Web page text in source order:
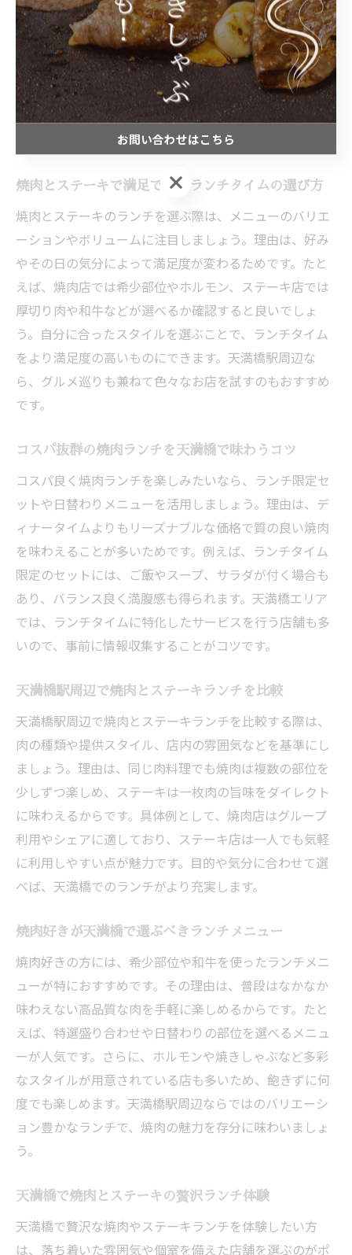
めです。例えば、カウンター席が充実している店や、短
時間で提供されるランチセットを用意している店を選ぶ
と、忙しい日でも焼肉をしっかり堪能できます。駅周辺
には焼肉専門店が多く、気軽に本格的な肉料理を味わえ
るので、天満橋でのランチタイムをより充実させられま
焼肉とステーキで満足できるランチタイムの選び方
焼肉とステーキのランチを選ぶ際は、メニューのバリエ
ーションやボリュームに注目しましょう。理由は、好み
やその日の気分によって満足度が変わるためです。たと
えば、焼肉店では希少部位やホルモン、ステーキ店では
厚切り肉や和牛などが選べるか確認すると良いでしょ
う。自分に合ったスタイルを選ぶことで、ランチタイム
をより満足度の高いものにできます。天満橋駅周辺な
ら、グルメ巡りも兼ねて色々なお店を試すのもおすすめ
です。
コスパ抜群の焼肉ランチを天満橋で味わうコツ
コスパ良く焼肉ランチを楽しみたいなら、ランチ限定セ
ットや日替わりメニューを活用しましょう。理由は、デ
ィナータイムよりもリーズナブルな価格で質の良い焼肉
を味わえることが多いためです。例えば、ランチタイム
限定のセットには、ご飯やスープ、サラダが付く場合も
あり、バランス良く満腹感も得られます。天満橋エリア
では、ランチタイムに特化したサービスを行う店舗も多
いので、事前に情報収集することがコツです。
天満橋駅周辺で焼肉とステーキランチを比較
天満橋駅周辺で焼肉とステーキランチを比較する際は、
肉の種類や提供スタイル、店内の雰囲気などを基準にし
ましょう。理由は、同じ肉料理でも焼肉は複数の部位を
少しずつ楽しめ、ステーキは一枚肉の旨味をダイレクト
に味わえるからです。具体例として、焼肉店はグループ
利用やシェアに適しており、ステーキ店は一人でも気軽
に利用しやすい点が魅力です。目的や気分に合わせて選
べば、天満橋でのランチがより充実します。
焼肉好きが天満橋で選ぶべきランチメニュー
焼肉好きの方には、希少部位や和牛を使ったランチメニ
ューが特におすすめです。その理由は、普段はなかなか
味わえない高品質な肉を手軽に楽しめるからです。たと
えば、特選盛り合わせや日替わりの部位を選べるメニュ
ーが人気です。さらに、ホルモンや焼きしゃぶなど多彩
なスタイルが用意されている店も多いため、飽きずに何
度でも楽しめます。天満橋駅周辺ならではのバリエーシ
ョン豊かなランチで、焼肉の魅力を存分に味わいましょ
う。
天満橋で焼肉とステーキの贅沢ランチ体験
天満橋で贅沢な焼肉やステーキランチを体験したい方
は、落ち着いた雰囲気や個室を備えた店舗を選ぶのがポ
お問い合わせはこちら
お問い合わせはこちら